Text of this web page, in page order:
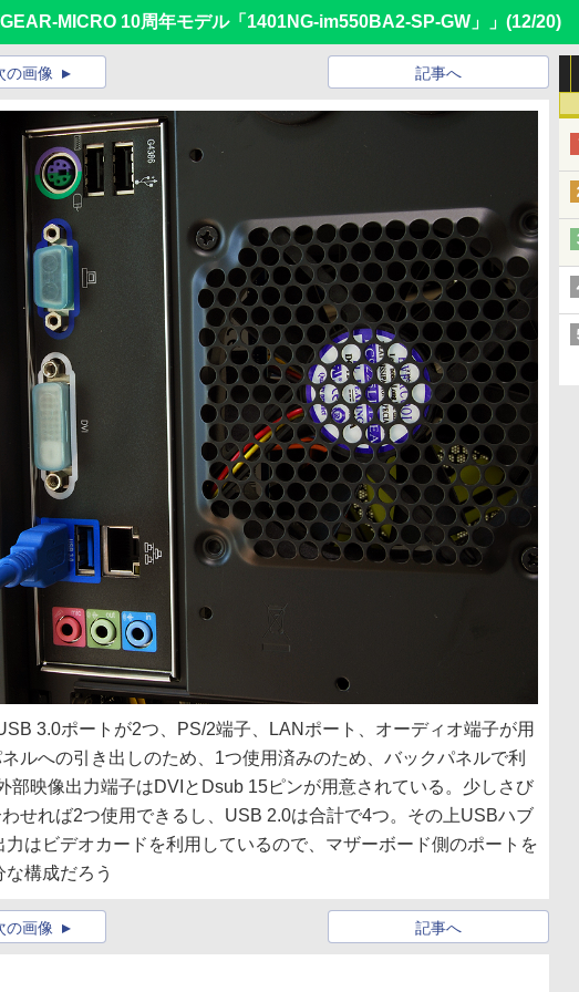
MICRO 10周年モデル「1401NG-im550BA2-SP-GW」」 (12/20)
記事へ
の画像
3.0ポートが2つ、PS/2端子、LANポート、オーディオ端子が用
ルへの引き出しのため、1つ使用済みのため、バックパネルで利
部映像出力端子はDVIとDsub 15ピンが用意されている。少しさび
せれば2つ使用できるし、USB 2.0は合計で4つ。その上USBハブ
はビデオカードを利用しているので、マザーボード側のポートを
構成だろう
記事へ
の画像